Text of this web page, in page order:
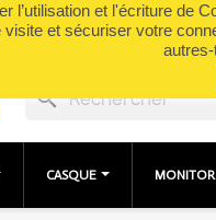
l’utilisation et l'écriture
et sécuriser votre
search
CASQUE MONITOR